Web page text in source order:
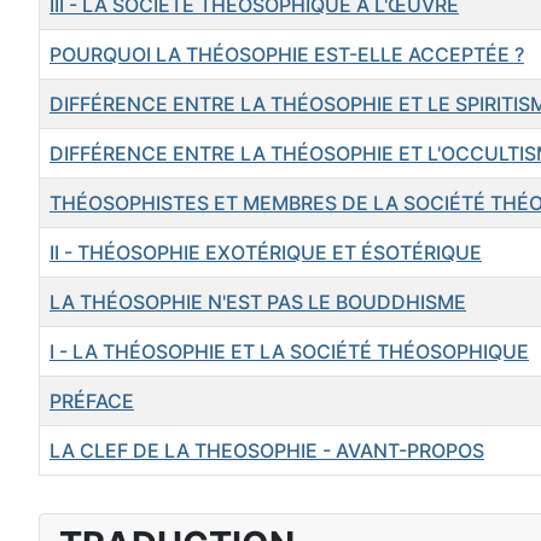
POURQUOI LA THÉOSOPHIE EST-ELLE ACCEPTÉE ?
DIFFÉRENCE ENTRE LA THÉOSOPHIE ET LE
DIFFÉRENCE ENTRE LA THÉOSOPHIE ET
THÉOSOPHISTES ET MEMBRES DE LA SOCIÉTÉ
II - THÉOSOPHIE EXOTÉRIQUE ET ÉSOTÉRIQUE
LA THÉOSOPHIE N'EST PAS LE BOUDDHISME
I - LA THÉOSOPHIE ET LA SOCIÉTÉ THÉOSOPHIQUE
PRÉFACE
LA CLEF DE LA THEOSOPHIE - AVANT-PROPOS